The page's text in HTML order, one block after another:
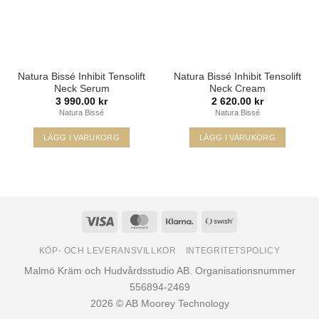
Natura Bissé Inhibit Tensolift
Neck Serum
3 990.00 kr
Natura Bissé
LÄGG I VARUKORG
Natura Bissé Inhibit Tensolift
Neck Cream
2 620.00 kr
Natura Bissé
LÄGG I VARUKORG
Visa MasterCardKlarna
Swish
KÖP- OCH LEVERANSVILLKOR INTEGRITETSPOLICY
Malmö Kräm och Hudvårdsstudio AB. Organisationsnummer
556894-2469
2026 © AB Moorey Technology